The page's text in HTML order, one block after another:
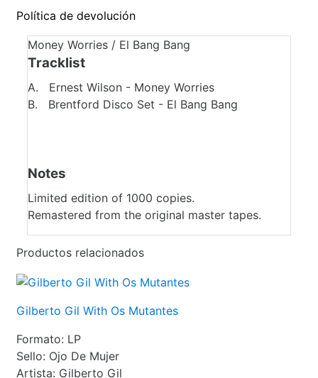
Política de devolución
Money Worries / El Bang Bang
Tracklist
A. Ernest Wilson - Money Worries
B. Brentford Disco Set - El Bang Bang
Notes
Limited edition of 1000 copies.
Remastered from the original master tapes.
Productos relacionados
Gilberto Gil With Os Mutantes
Formato: LP
Sello: Ojo De Mujer
Artista: Gilberto Gil